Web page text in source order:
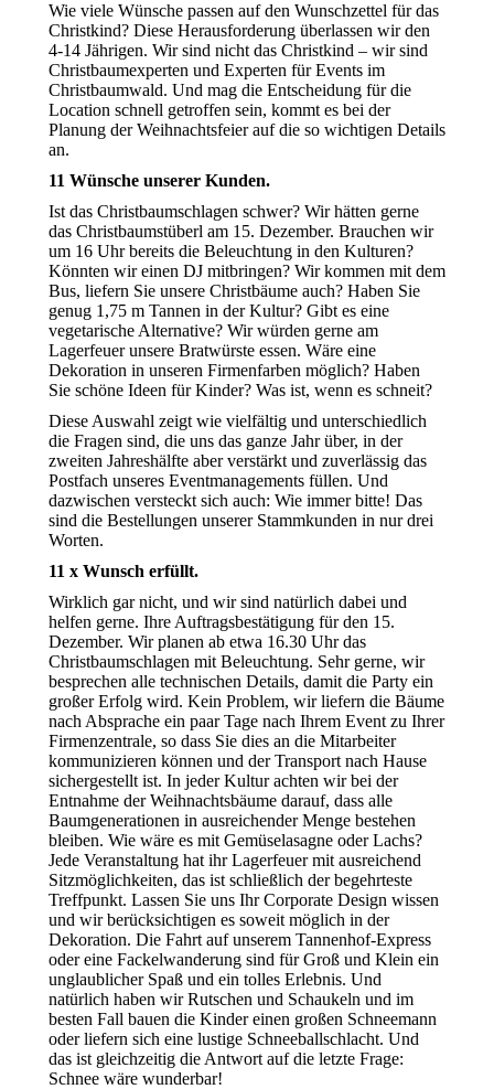
Wie viele Wünsche passen auf den Wunschzettel für das
Christkind? Diese Herausforderung überlassen wir den
4-14 Jährigen. Wir sind nicht das Christkind – wir sind
Christbaumexperten und Experten für Events im
Christbaumwald. Und mag die Entscheidung für die
Location schnell getroffen sein, kommt es bei der
Planung der Weihnachtsfeier auf die so wichtigen Details
an.
11 Wünsche unserer Kunden.
Ist das Christbaumschlagen schwer? Wir hätten gerne
das Christbaumstüberl am 15. Dezember. Brauchen wir
um 16 Uhr bereits die Beleuchtung in den Kulturen?
Könnten wir einen DJ mitbringen? Wir kommen mit dem
Bus, liefern Sie unsere Christbäume auch? Haben Sie
genug 1,75 m Tannen in der Kultur? Gibt es eine
vegetarische Alternative? Wir würden gerne am
Lagerfeuer unsere Bratwürste essen. Wäre eine
Dekoration in unseren Firmenfarben möglich? Haben
Sie schöne Ideen für Kinder? Was ist, wenn es schneit?
Diese Auswahl zeigt wie vielfältig und unterschiedlich
die Fragen sind, die uns das ganze Jahr über, in der
zweiten Jahreshälfte aber verstärkt und zuverlässig das
Postfach unseres Eventmanagements füllen. Und
dazwischen versteckt sich auch: Wie immer bitte! Das
sind die Bestellungen unserer Stammkunden in nur drei
Worten.
11 x Wunsch erfüllt.
Wirklich gar nicht, und wir sind natürlich dabei und
helfen gerne. Ihre Auftragsbestätigung für den 15.
Dezember. Wir planen ab etwa 16.30 Uhr das
Christbaumschlagen mit Beleuchtung. Sehr gerne, wir
besprechen alle technischen Details, damit die Party ein
großer Erfolg wird. Kein Problem, wir liefern die Bäume
nach Absprache ein paar Tage nach Ihrem Event zu Ihrer
Firmenzentrale, so dass Sie dies an die Mitarbeiter
kommunizieren können und der Transport nach Hause
sichergestellt ist. In jeder Kultur achten wir bei der
Entnahme der Weihnachtsbäume darauf, dass alle
Baumgenerationen in ausreichender Menge bestehen
bleiben. Wie wäre es mit Gemüselasagne oder Lachs?
Jede Veranstaltung hat ihr Lagerfeuer mit ausreichend
Sitzmöglichkeiten, das ist schließlich der begehrteste
Treffpunkt. Lassen Sie uns Ihr Corporate Design wissen
und wir berücksichtigen es soweit möglich in der
Dekoration. Die Fahrt auf unserem Tannenhof-Express
oder eine Fackelwanderung sind für Groß und Klein ein
unglaublicher Spaß und ein tolles Erlebnis. Und
natürlich haben wir Rutschen und Schaukeln und im
besten Fall bauen die Kinder einen großen Schneemann
oder liefern sich eine lustige Schneeballschlacht. Und
das ist gleichzeitig die Antwort auf die letzte Frage:
Schnee wäre wunderbar!